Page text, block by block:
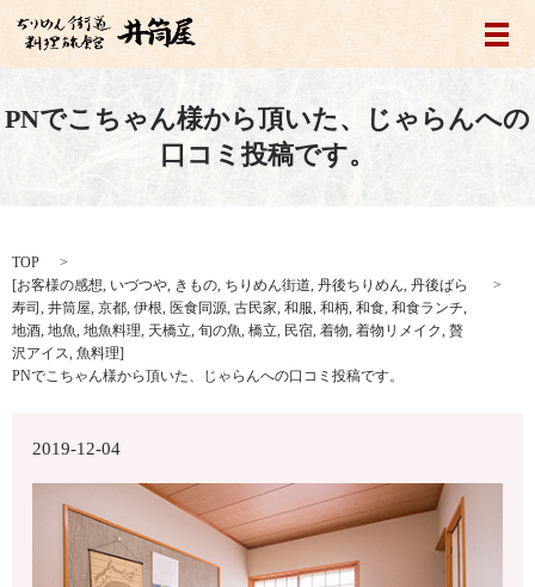
メ
PNでこちゃん様から頂いた、じゃらんへの
口コミ投稿です。
TOP
[お客様の感想, いづつや, きもの, ちりめん街道, 丹後ちりめん, 丹後ばら
寿司 , 井筒屋, 京都, 伊根, 医食同源, 古民家, 和服, 和柄, 和食, 和食ランチ,
地酒, 地魚, 地魚料理, 天橋立, 旬の魚, 橋立, 民宿, 着物, 着物リメイク, 贅
沢アイス, 魚料理]
PNでこちゃん様から頂いた、じゃらんへの口コミ投稿です。
2019-12-04